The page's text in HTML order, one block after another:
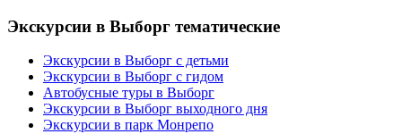
Экскурсии в Выборг тематические
Экскурсии в Выборг с детьми
Экскурсии в Выборг с гидом
Автобусные туры в Выборг
Экскурсии в Выборг выходного дня
Экскурсии в парк Монрепо